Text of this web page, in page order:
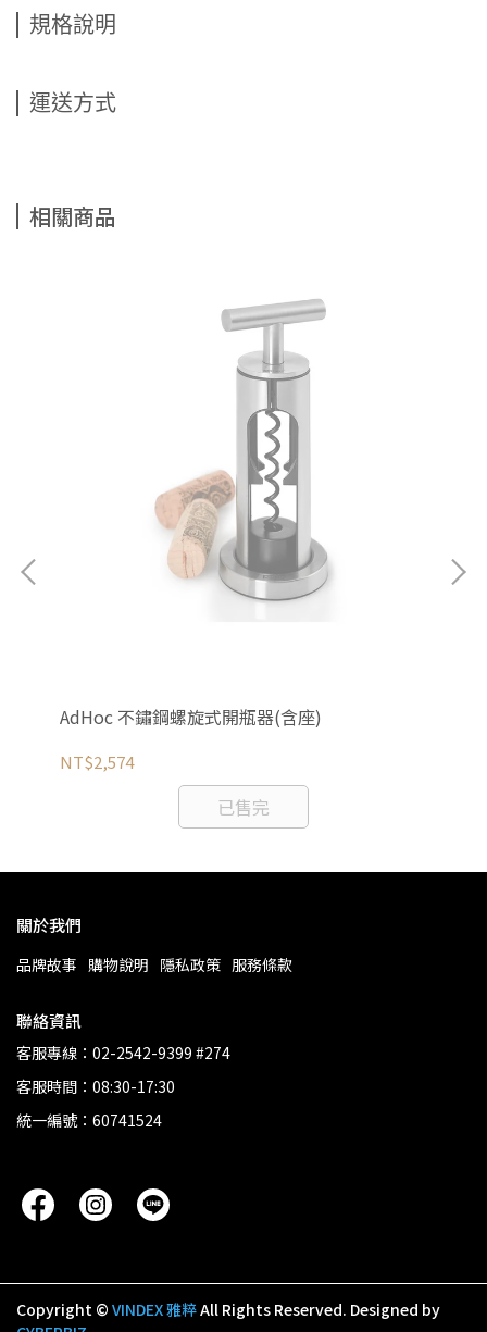
規格說明
運送方式
相關商品
AdHoc 不鏽鋼螺旋式開瓶器(含座)
NT$2,574
已售完
關於我們
品牌故事 購物說明 隱私政策 服務條款
聯絡資訊
客服專線：02-2542-9399 #274
客服時間：08:30-17:30
統一編號：60741524
Copyright © VINDEX 雅粹All Rights Reserved. Designed by